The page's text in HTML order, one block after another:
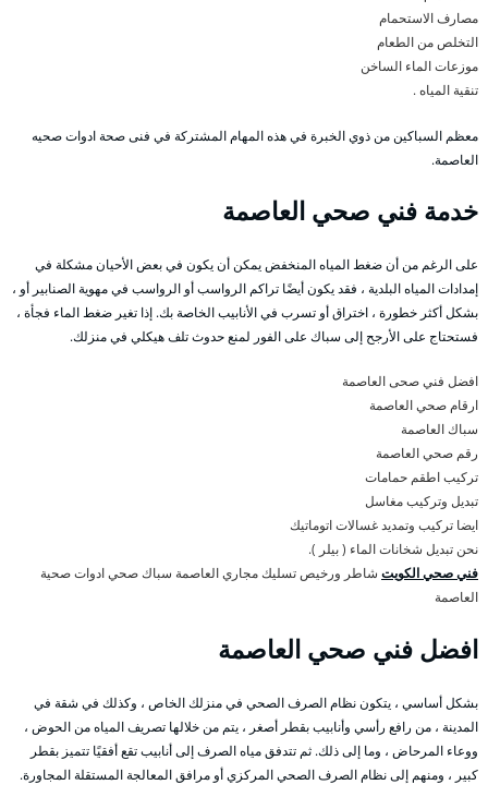
مصارف الاستحمام
التخلص من الطعام
موزعات الماء الساخن
تنقية المياه .
معظم السباكين من ذوي الخبرة في هذه المهام المشتركة في فنى صحة ادوات صحيه
العاصمة.
خدمة فني صحي العاصمة
على الرغم من أن ضغط المياه المنخفض يمكن أن يكون في بعض الأحيان مشكلة في
إمدادات المياه البلدية ، فقد يكون أيضًا تراكم الرواسب أو الرواسب في مهوية الصنابير أو ،
بشكل أكثر خطورة ، اختراق أو تسرب في الأنابيب الخاصة بك. إذا تغير ضغط الماء فجأة ،
فستحتاج على الأرجح إلى سباك على الفور لمنع حدوث تلف هيكلي في منزلك.
افضل فني صحى العاصمة
ارقام صحي العاصمة
سباك العاصمة
رقم صحي العاصمة
تركيب اطقم حمامات
تبديل وتركيب مغاسل
ايضا تركيب وتمديد غسالات اتوماتيك
نحن تبديل شخانات الماء ( بيلر ).
فني صحي الكويت شاطر ورخيص تسليك مجاري العاصمة سباك صحي ادوات صحية
العاصمة
افضل فني صحي العاصمة
بشكل أساسي ، يتكون نظام الصرف الصحي في منزلك الخاص ، وكذلك في شقة في
المدينة ، من رافع رأسي وأنابيب بقطر أصغر ، يتم من خلالها تصريف المياه من الحوض ،
ووعاء المرحاض ، وما إلى ذلك. ثم تتدفق مياه الصرف إلى أنابيب تقع أفقيًا تتميز بقطر
كبير ، ومنهم إلى نظام الصرف الصحي المركزي أو مرافق المعالجة المستقلة المجاورة.